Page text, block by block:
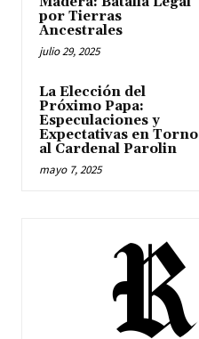
por Tierras
Ancestrales
julio 29, 2025
La Elección del
Próximo Papa:
Especulaciones y
Expectativas en Torno
al Cardenal Parolin
mayo 7, 2025